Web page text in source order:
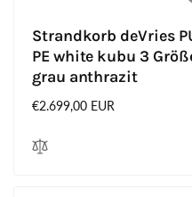
Strandkorb deVries
PE white kubu 3
grau anthrazit
Normaler
€2.699,00 EUR